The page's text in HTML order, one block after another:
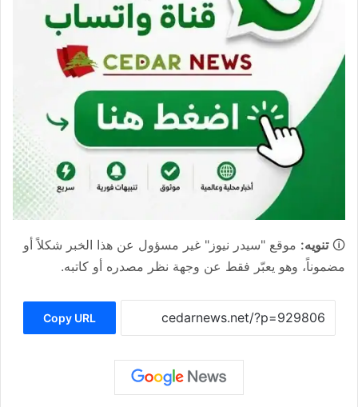
🛈تنويه: موقع "سيدر نيوز" غير مسؤول عن هذا الخبر شكلاً أو
مضموناً، وهو يعبّر فقط عن وجهة نظر مصدره أو كاتبه.
Copy URL